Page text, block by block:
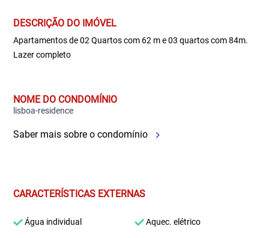
DESCRIÇÃO DO IMÓVEL
Apartamentos de 02 Quartos com 62 m e 03 quartos com 84m.
Lazer completo
NOME DO CONDOMÍNIO
lisboa-residence
Saber mais sobre o condomínio
CARACTERÍSTICAS EXTERNAS
Água individual Aquec. elétrico